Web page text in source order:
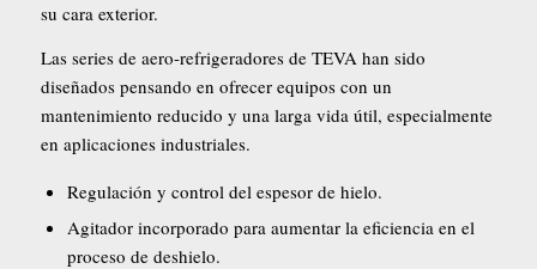
su cara exterior.
Las series de aero-refrigeradores de TEVA han sido
diseñados pensando en ofrecer equipos con un
mantenimiento reducido y una larga vida útil, especialmente
en aplicaciones industriales.
Regulación y control del espesor de hielo.
Agitador incorporado para aumentar la eficiencia en el
proceso de deshielo.